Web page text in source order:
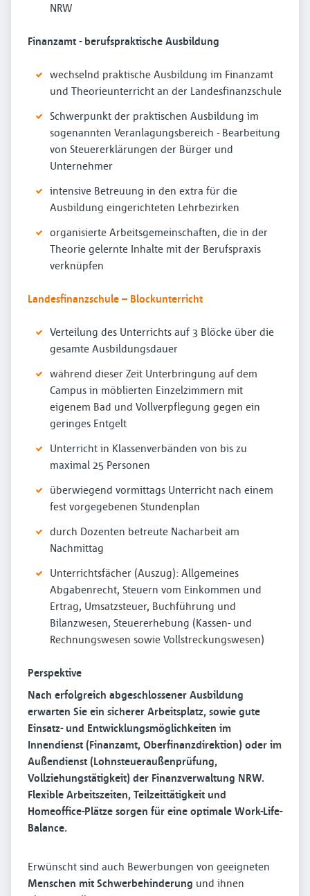
NRW
Finanzamt - berufspraktische Ausbildung
wechselnd praktische Ausbildung im Finanzamt
und Theorieunterricht an der Landesfinanzschule
Schwerpunkt der praktischen Ausbildung im
sogenannten Veranlagungsbereich - Bearbeitung
von Steuererklärungen der Bürger und
Unternehmer
intensive Betreuung in den extra für die
Ausbildung eingerichteten Lehrbezirken
organisierte Arbeitsgemeinschaften, die in der
Theorie gelernte Inhalte mit der Berufspraxis
verknüpfen
Landesfinanzschule – Blockunterricht
Verteilung des Unterrichts auf 3 Blöcke über die
gesamte Ausbildungsdauer
während dieser Zeit Unterbringung auf dem
Campus in möblierten Einzelzimmern mit
eigenem Bad und Vollverpflegung gegen ein
geringes Entgelt
Unterricht in Klassenverbänden von bis zu
maximal 25 Personen
überwiegend vormittags Unterricht nach einem
fest vorgegebenen Stundenplan
durch Dozenten betreute Nacharbeit am
Nachmittag
Unterrichtsfächer (Auszug): Allgemeines
Abgabenrecht, Steuern vom Einkommen und
Ertrag, Umsatzsteuer, Buchführung und
Bilanzwesen, Steuererhebung (Kassen- und
Rechnungswesen sowie Vollstreckungswesen)
Perspektive
Nach erfolgreich abgeschlossener Ausbildung
erwarten Sie ein sicherer Arbeitsplatz, sowie gute
Einsatz- und Entwicklungsmöglichkeiten im
Innendienst (Finanzamt, Oberfinanzdirektion) oder im
Außendienst (Lohnsteueraußenprüfung,
Vollziehungstätigkeit) der Finanzverwaltung NRW.
Flexible Arbeitszeiten, Teilzeittätigkeit und
Homeoffice-Plätze sorgen für eine optimale Work-Life-
Balance.
Erwünscht sind auch Bewerbungen von geeigneten
Menschen mit Schwerbehinderung und ihnen